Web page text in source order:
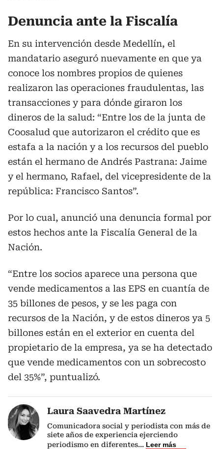
Denuncia ante la Fiscalía
En su intervención desde Medellín, el
mandatario aseguró nuevamente en que ya
conoce los nombres propios de quienes
realizaron las operaciones fraudulentas, las
transacciones y para dónde giraron los
dineros de la salud: “Entre los de la junta de
Coosalud que autorizaron el crédito que es
estafa a la nación y a los recursos del pueblo
están el hermano de Andrés Pastrana: Jaime
y el hermano, Rafael, del vicepresidente de la
república: Francisco Santos”.
Por lo cual, anunció una denuncia formal por
estos hechos ante la Fiscalía General de la
Nación.
“Entre los socios aparece una persona que
vende medicamentos a las EPS en cuantía de
35 billones de pesos, y se les paga con
recursos de la Nación, y de estos dineros ya 5
billones están en el exterior en cuenta del
propietario de la empresa, ya se ha detectado
que vende medicamentos con un sobrecosto
del 35%”, puntualizó.
Laura Saavedra Martínez
Comunicadora social y periodista con más de
siete años de experiencia ejerciendo
periodismo en diferentes... Leer más